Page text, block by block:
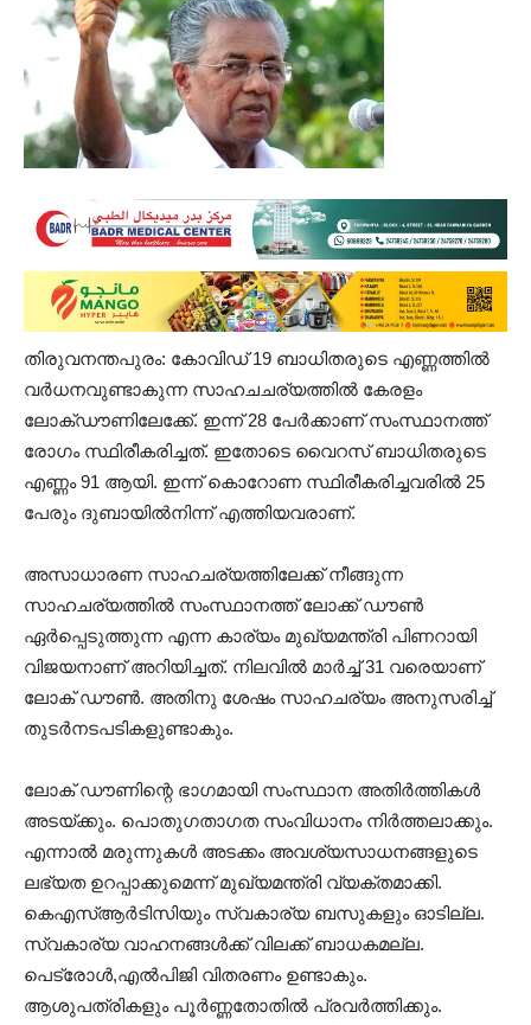
തിരുവനന്തപുരം: കോവിഡ് 19 ബാധിതരുടെ എണ്ണത്തിൽ
വർധനവുണ്ടാകുന്ന സാഹചചര്യത്തിൽ കേരളം
ലോക്ഡൗണിലേക്കേ്. ഇന്ന് 28 പേർക്കാണ് സംസ്ഥാനത്ത്
രോഗം സ്ഥിരീകരിച്ചത്. ഇതോടെ വൈറസ് ബാധിതരുടെ
എണ്ണം 91 ആയി. ഇന്ന് കൊറോണ സ്ഥിരീകരിച്ചവരില്‍ 25
പേരും ദുബായില്‍നിന്ന് എത്തിയവരാണ്.
അസാധാരണ സാഹചര്യത്തിലേക്ക് നീങ്ങുന്ന
സാഹചര്യത്തിൽ സംസ്ഥാനത്ത് ലോക്ക് ഡൗൺ
ഏർപ്പെടുത്തുന്ന എന്ന കാര്യം മുഖ്യമന്ത്രി പിണറായി
വിജയനാണ് അറിയിച്ചത്. നിലവിൽ മാർച്ച് 31 വരെയാണ്
ലോക് ഡൗൺ. അതിനു ശേഷം സാഹചര്യം അനുസരിച്ച്
തുടർനടപടികളുണ്ടാകും.
ലോക് ഡൗണിന്റെ ഭാഗമായി സംസ്ഥാന അതിർത്തികള്‍
അടയ്ക്കും. പൊതുഗതാഗത സംവിധാനം നിര്‍ത്തലാക്കും.
എന്നാൽ മരുന്നുകൾ അടക്കം അവശ്യസാധനങ്ങളുടെ
ലഭ്യത ഉറപ്പാക്കുമെന്ന് മുഖ്യമന്ത്രി വ്യക്തമാക്കി.
കെഎസ്ആർടിസിയും സ്വകാര്യ ബസുകളും ഓടില്ല.
സ്വകാര്യ വാഹനങ്ങൾക്ക് വിലക്ക് ബാധകമല്ല.
പെട്രോൾ,എല്‍പിജി വിതരണം ഉണ്ടാകും.
ആശുപത്രികളും പൂർണ്ണതോതിൽ പ്രവർത്തിക്കും.